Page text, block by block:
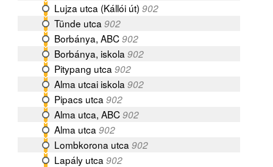
Lujza utca (Kállói út) 902
Tünde utca 902
Borbánya, ABC902
Borbánya, iskola 902
Pitypang utca 902
Alma utcai iskola 902
Pipacs utca 902
Alma utca, ABC902
Alma utca 902
Lombkorona utca 902
Lapály utca 902